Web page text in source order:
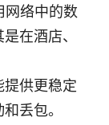
网络中的数
在酒店、
提供更稳定
丢包。